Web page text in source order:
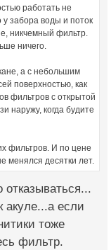
работать не
у забора воды и поток
никчемный фильтр.
ничего.
а с небольшим
поверхностью, как
фильтров с открытой
наружу, когда будите
фильтров. И по цене
менялся десятки лет.
акуле...а если
тоже
фильтр.